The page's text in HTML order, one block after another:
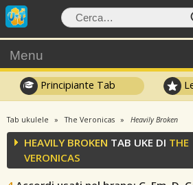
Menu
Principiante Tab
Tab ukulele The Veronicas Heavily Broken
HEAVILY BROKEN TAB UKE DI THE
VERONICAS